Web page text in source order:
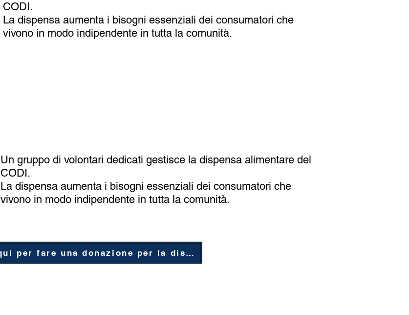
CODI.
La dispensa aumenta i bisogni essenziali dei consumatori che
vivono in modo indipendente in tutta la comunità.
Un gruppo di volontari dedicati gestisce la dispensa alimentare del
CODI.
La dispensa aumenta i bisogni essenziali dei consumatori che
vivono in modo indipendente in tutta la comunità.
Clicca qui per fare una donazione per la dispensa alimentare